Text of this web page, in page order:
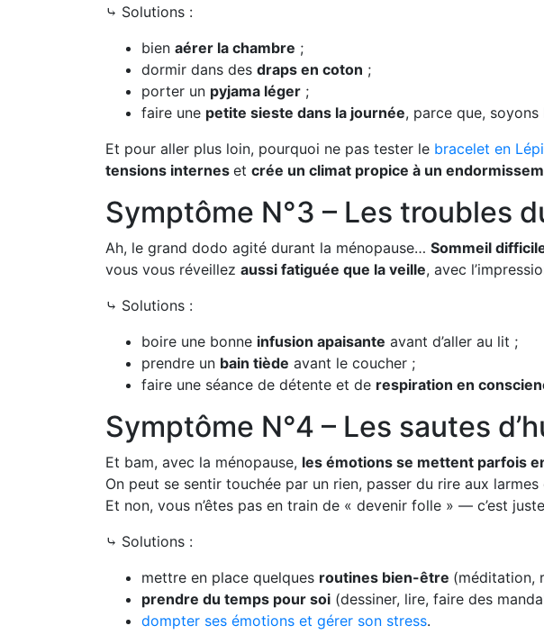
⤷ Solutions :
bien aérer la chambre ;
dormir dans des draps en coton ;
porter un pyjama léger ;
faire une petite sieste dans la journée, parce que,
Et pour aller plus loin, pourquoi ne pas tester le bracelet en
tensions internes et crée un climat propice à un
Symptôme N°3 – Les troubles
Ah, le grand dodo agité durant la ménopause… Sommeil
vous vous réveillez aussi fatiguée que la veille, avec
⤷ Solutions :
boire une bonne infusion apaisante avant d’aller au lit ;
prendre un bain tiède avant le coucher ;
faire une séance de détente et de respiration en
Symptôme N°4 – Les sautes
Et bam, avec la ménopause, les émotions se mettent parfois
On peut se sentir touchée par un rien, passer du rire aux
Et non, vous n’êtes pas en train de « devenir folle » — c’est
⤷ Solutions :
mettre en place quelques routines bien-être (méditation,
prendre du temps pour soi (dessiner, lire, faire des
dompter ses émotions et gérer son stress.